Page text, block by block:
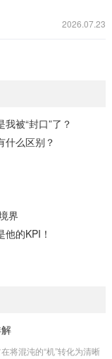
2026.07.23
被“封口”了？
什么区别？
界
的KPI！
将混沌的“机”转化为清晰